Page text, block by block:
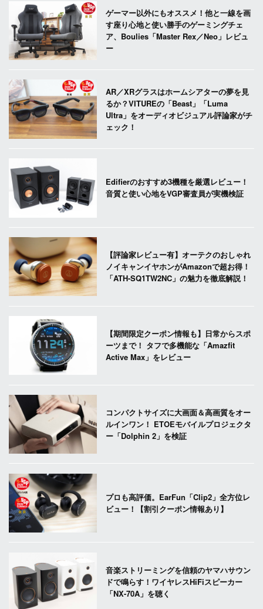
ゲーマー以外にもオススメ！他と一線を画
す座り心地と使い勝手のゲーミングチェ
ア、Boulies「Master Rex／Neo」レビュ
ー
AR／XRグラスはホームシアターの夢を見
るか？VITUREの「Beast」「Luma
Ultra」をオーディオビジュアル評論家がチ
ェック！
Edifierのおすすめ3機種を厳選レビュー！
音質と使い心地をVGP審査員が実機検証
【評論家レビュー有】オーテクのおしゃれ
ノイキャンイヤホンがAmazonで超お得！
「ATH-SQ1TW2NC」の魅力を徹底解説！
【期間限定クーポン情報も】日常からスポ
ーツまで！ タフで多機能な「Amazfit
Active Max」をレビュー
コンパクトサイズに大画面＆高画質をオー
ルインワン！ ETOEモバイルプロジェクタ
ー「Dolphin 2」を検証
プロも高評価。EarFun「Clip2」全方位レ
ビュー！【割引クーポン情報あり】
音楽ストリーミングを信頼のヤマハサウン
ドで鳴らす！ワイヤレスHiFiスピーカー
「NX-70A」を聴く